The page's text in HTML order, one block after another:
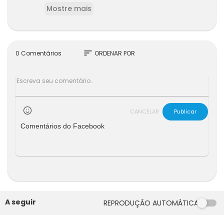
Mostre mais
0 Comentários sort ORDENAR POR
CANCELAR
Publicar
Comentários do Facebook
A seguir REPRODUÇÃO AUTOMÁTICA
30:52